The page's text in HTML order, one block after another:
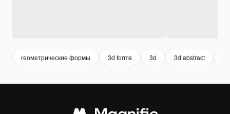
геометрические формы 3d forms 3d 3d abstract